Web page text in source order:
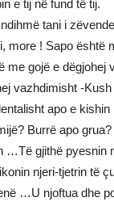
e tij në fund të tij.
tani i
more ! Sapo është
me gojë e dëgjohej
vazhdimisht -
apo e
Burrë apo
…Të gjithë pyesnin
njeri-tjetrin të
…U njoftua dhe